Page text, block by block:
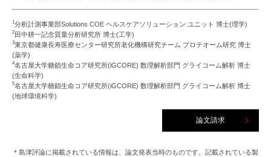
1分析計測事業部Solutions COE ヘルスケアソリューション ユニット 博士(理学)
2田中耕一記念質量分析研究所 博士(工学)
3東京都健康長寿医療センター研究所老化機構研究チーム プロテオーム研究 博士
(薬学)
4名古屋大学糖鎖生命コア研究所(iGCORE) 数理解析部門 グライコーム解析 博士
(生命科学)
5名古屋大学糖鎖生命コア研究所(iGCORE) 数理解析部門 グライコーム解析 博士
(地球環境科学)
論文請求
＊島津評論に掲載されている情報は、論文発表当時のものです。記載されている製